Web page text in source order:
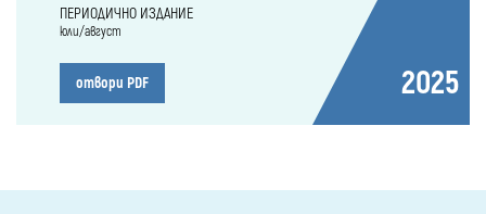
ПЕРИОДИЧНО ИЗДАНИЕ
юли/август
отвори PDF 2025